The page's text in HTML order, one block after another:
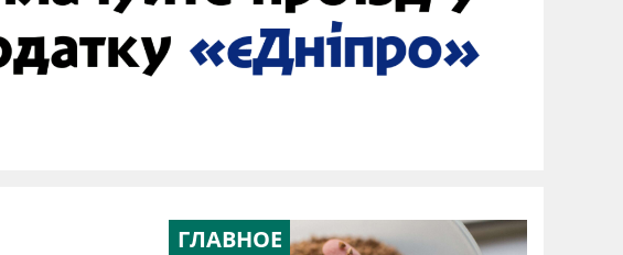
ГЛАВНОЕ